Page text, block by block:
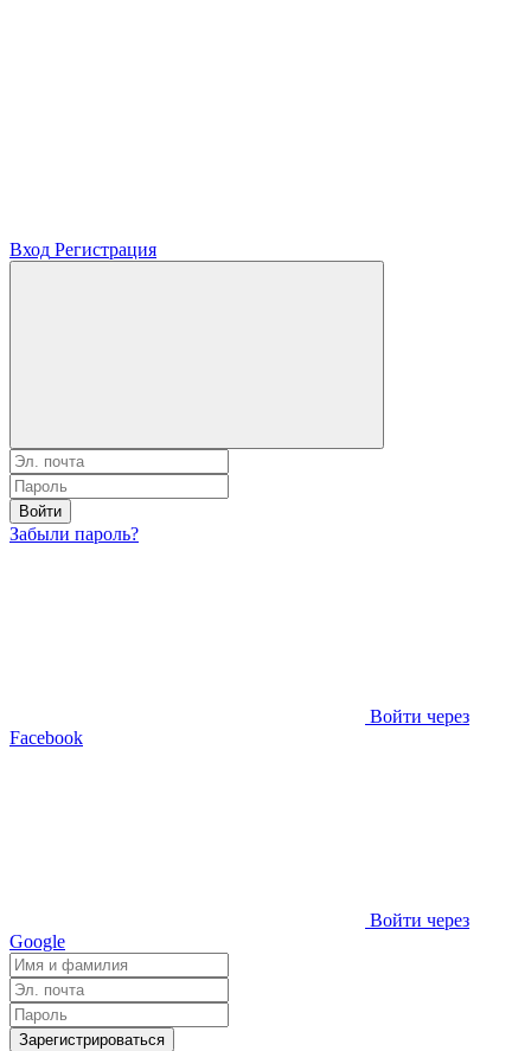
Вход Регистрация
Войти
Забыли пароль?
Войти через
Facebook
Войти через
Google
Зарегистрироваться